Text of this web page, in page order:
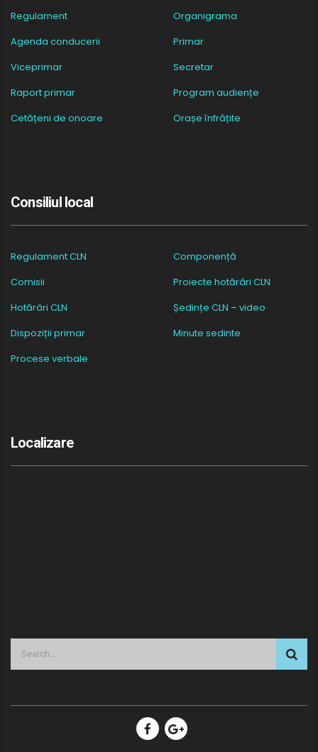
Regulament
Organigrama
Agenda conducerii
Primar
Viceprimar
Secretar
Raport primar
Program audiențe
Cetățeni de onoare
Orașe înfrățite
Consiliul local
Regulament CLN
Componență
Comisii
Proiecte hotărâri CLN
Hotărâri CLN
Ședințe CLN – video
Dispoziții primar
Minute sedinte
Procese verbale
Localizare